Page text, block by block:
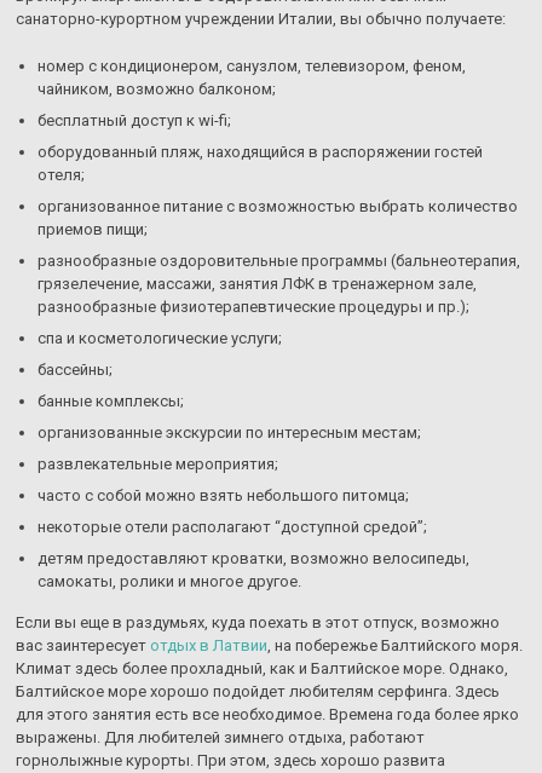
санаторно-курортном учреждении Италии, вы обычно получаете:
номер с кондиционером, санузлом, телевизором, феном,
чайником, возможно балконом;
бесплатный доступ к wi-fi;
оборудованный пляж, находящийся в распоряжении гостей
отеля;
организованное питание с возможностью выбрать количество
приемов пищи;
разнообразные оздоровительные программы (бальнеотерапия,
грязелечение, массажи, занятия ЛФК в тренажерном зале,
разнообразные физиотерапевтические процедуры и пр.);
спа и косметологические услуги;
бассейны;
банные комплексы;
организованные экскурсии по интересным местам;
развлекательные мероприятия;
часто с собой можно взять небольшого питомца;
некоторые отели располагают “доступной средой”;
детям предоставляют кроватки, возможно велосипеды,
самокаты, ролики и многое другое.
Если вы еще в раздумьях, куда поехать в этот отпуск, возможно
вас заинтересуетотдых в Латвии, на побережье Балтийского моря.
Климат здесь более прохладный, как и Балтийское море. Однако,
Балтийское море хорошо подойдет любителям серфинга. Здесь
для этого занятия есть все необходимое. Времена года более ярко
выражены. Для любителей зимнего отдыха, работают
горнолыжные курорты. При этом, здесь хорошо развита